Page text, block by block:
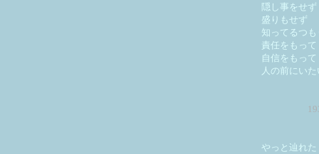
隠し事をせず
盛りもせず
知ってるつ
責任をもって
自信をもって
人の前にいた
やっと辿れた